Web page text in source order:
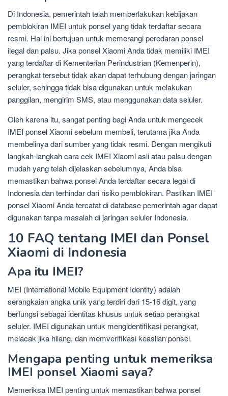
Di Indonesia, pemerintah telah memberlakukan kebijakan
pemblokiran IMEI untuk ponsel yang tidak terdaftar secara
resmi. Hal ini bertujuan untuk memerangi peredaran ponsel
ilegal dan palsu. Jika ponsel Xiaomi Anda tidak memiliki IMEI
yang terdaftar di Kementerian Perindustrian (Kemenperin),
perangkat tersebut tidak akan dapat terhubung dengan jaringan
seluler, sehingga tidak bisa digunakan untuk melakukan
panggilan, mengirim SMS, atau menggunakan data seluler.
Oleh karena itu, sangat penting bagi Anda untuk mengecek
IMEI ponsel Xiaomi sebelum membeli, terutama jika Anda
membelinya dari sumber yang tidak resmi. Dengan mengikuti
langkah-langkah cara cek IMEI Xiaomi asli atau palsu dengan
mudah yang telah dijelaskan sebelumnya, Anda bisa
memastikan bahwa ponsel Anda terdaftar secara legal di
Indonesia dan terhindar dari risiko pemblokiran. Pastikan IMEI
ponsel Xiaomi Anda tercatat di database pemerintah agar dapat
digunakan tanpa masalah di jaringan seluler Indonesia.
10 FAQ tentang IMEI dan Ponsel
Xiaomi di Indonesia
Apa itu IMEI?
MEI (International Mobile Equipment Identity) adalah
serangkaian angka unik yang terdiri dari 15-16 digit, yang
berfungsi sebagai identitas khusus untuk setiap perangkat
seluler. IMEI digunakan untuk mengidentifikasi perangkat,
melacak jika hilang, dan memverifikasi keaslian ponsel.
Mengapa penting untuk memeriksa
IMEI ponsel Xiaomi saya?
Memeriksa IMEI penting untuk memastikan bahwa ponsel